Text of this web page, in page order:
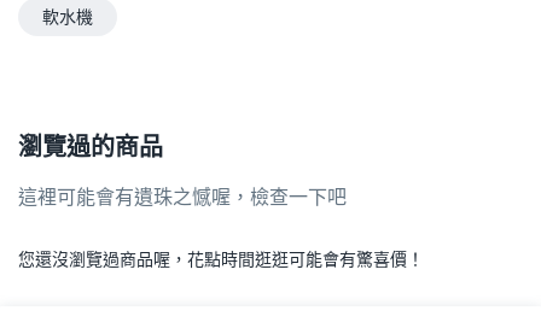
軟水機
瀏覽過的商品
這裡可能會有遺珠之憾喔，檢查一下吧
您還沒瀏覽過商品喔，花點時間逛逛可能會有驚喜價！